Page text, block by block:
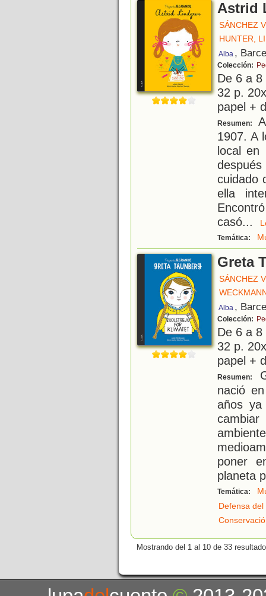
Astrid
SÁNCHEZ
HUNTER,
Alba ,
Colección:
De 6 a
32 p.
papel +
Resumen:
1907. A
local en
cuidado
ella
casó...
Temática:
Greta
SÁNCHEZ
Alba ,
Colección:
De 6 a
32 p.
papel +
Resumen:
nació
años
cambiar
poner
planeta
Temática:
Defensa
Mostrando del 1 al 10 de 33